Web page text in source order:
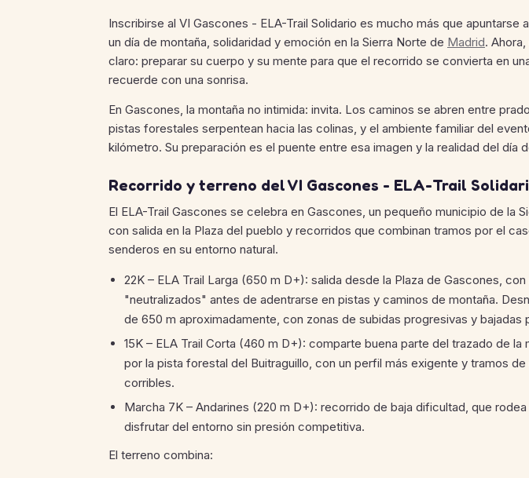
Inscribirse al VI Gascones - ELA-Trail Solidario es mucho más que apuntarse
un día de montaña, solidaridad y emoción en la Sierra Norte de Madrid.
claro: preparar su cuerpo y su mente para que el recorrido se convierta en
recuerde con una sonrisa.
En Gascones, la montaña no intimida: invita. Los caminos se abren entre
pistas forestales serpentean hacia las colinas, y el ambiente familiar del
kilómetro. Su preparación es el puente entre esa imagen y la realidad del día
Recorrido y terreno del VI Gascones - ELA-Trail
El ELA-Trail Gascones se celebra en Gascones, un pequeño municipio de la
con salida en la Plaza del pueblo y recorridos que combinan tramos por el
senderos en su entorno natural.
22K – ELA Trail Larga (650 m D+): salida desde la Plaza de Gascones,
"neutralizados" antes de adentrarse en pistas y caminos de montaña.
de 650 m aproximadamente, con zonas de subidas progresivas y bajadas
15K – ELA Trail Corta (460 m D+): comparte buena parte del trazado de la
por la pista forestal del Buitraguillo, con un perfil más exigente y tramos
corribles.
Marcha 7K – Andarines (220 m D+): recorrido de baja dificultad, que
disfrutar del entorno sin presión competitiva.
El terreno combina: